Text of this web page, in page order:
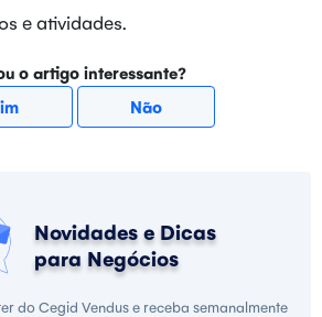
e atividades.
o artigo interessante?
Não
Novidades e Dicas
para Negócios
do Cegid Vendus e receba semanalmente